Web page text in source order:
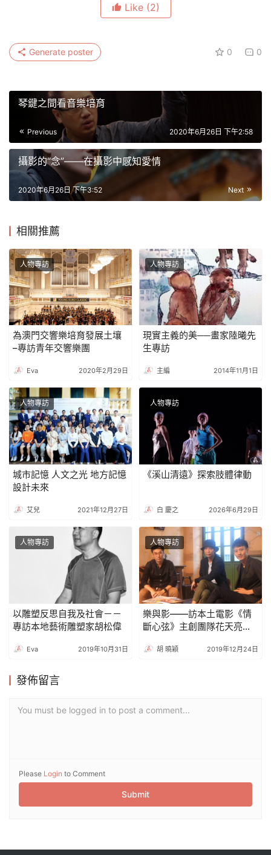
Like (2)
0 0
Generate poster
琴鍵之間看音樂培育
Previous 2020年6月26日 下午2:58
攝影的“念”——在攝影中感知愛情
Next
2020年6月26日 下午3:52
相關推薦
人物專訪
為澳門交響樂培育發展土壤
–專訪青年交響樂團
Eva 2020年2月29日
人物專訪
現實主義的美──畫家陸曦先
生專訪
主編 2014年11月1日
人物專訪
城市記憶 人文之光 地方記憶
設計未來
艾兒 2021年12月27日
人物專訪
《溪山清遠》探索肢體律動
白 慶之 2026年6月29日
人物專訪
以雕塑反思自我及社會－－
專訪本地藝術雕塑家胡松偉
Eva 2019年10月31日
人物專訪
樂與影——訪本土電影《情
斷心弦》主創團隊花天亮、
胡 曉穎 2019年12月24日
發佈留言
You must be logged in to post a comment...
Please Login to Comment
Submit